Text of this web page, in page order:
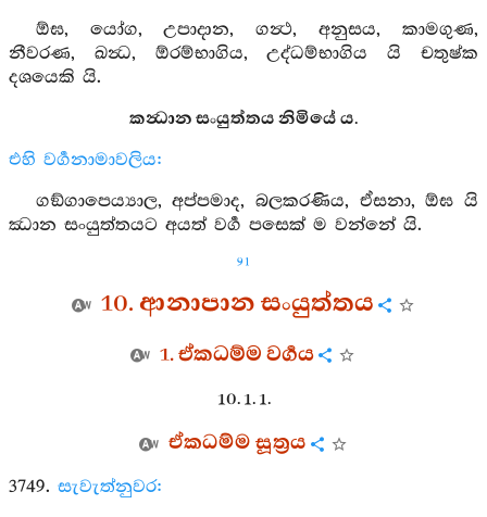
ඕඝ, යෝග, උපාදාන, ගන්‍ථ, අනුසය, කාමගුණ,
නීවරණ, ඛන්‍ධ, ඕරම්භාගිය, උද්ධම්භාගිය යි චතුෂ්ක
දශයෙකි යි.
කන්‍ධාන සංයුත්තය නිමියේ ය.
එහි වර්‍ගනාමාවලිය:
ගඞ්ගාපෙය්‍යාල, අප්පමාද, බලකරණිය, ඒසනා, ඕඝ යි
ඣාන සංයුත්තයට අයත් වර්‍ග පසෙක් ම වන්නේ යි.
91
10. ආනාපාන සංයුත්තය
1. ඒකධම්ම වර්‍ගය
10. 1. 1.
ඒකධම්ම සූත්‍රය
3749. සැවැත්නුවර: